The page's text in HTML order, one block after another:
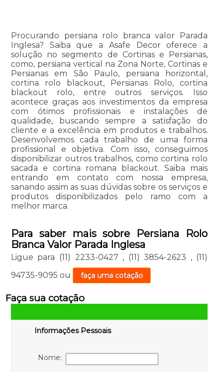
Procurando persiana rolo branca valor Parada
Inglesa? Saiba que a Asafe Decor oferece a
solução no segmento de Cortinas e Persianas,
como, persiana vertical na Zona Norte, Cortinas e
Persianas em São Paulo, persiana horizontal,
cortina rolo blackout, Persianas Rolo, cortina
blackout rolo, entre outros serviços. Isso
acontece graças aos investimentos da empresa
com ótimos profissionais e instalações de
qualidade, buscando sempre a satisfação do
cliente e a excelência em produtos e trabalhos.
Desenvolvemos cada trabalho de uma forma
profissional e objetiva. Com isso, conseguimos
disponibilizar outros trabalhos, como cortina rolo
sacada e cortina romana blackout. Saiba mais
entrando em contato com nossa empresa,
sanando assim as suas dúvidas sobre os serviços e
produtos disponibilizados pelo ramo com a
melhor marca.
Para saber mais sobre Persiana Rolo
Branca Valor Parada Inglesa
Ligue para (11) 2233-0427 , (11) 3854-2623 , (11)
94735-9095 ou faça uma cotação
Faça sua cotação
Informações Pessoais
Nome: